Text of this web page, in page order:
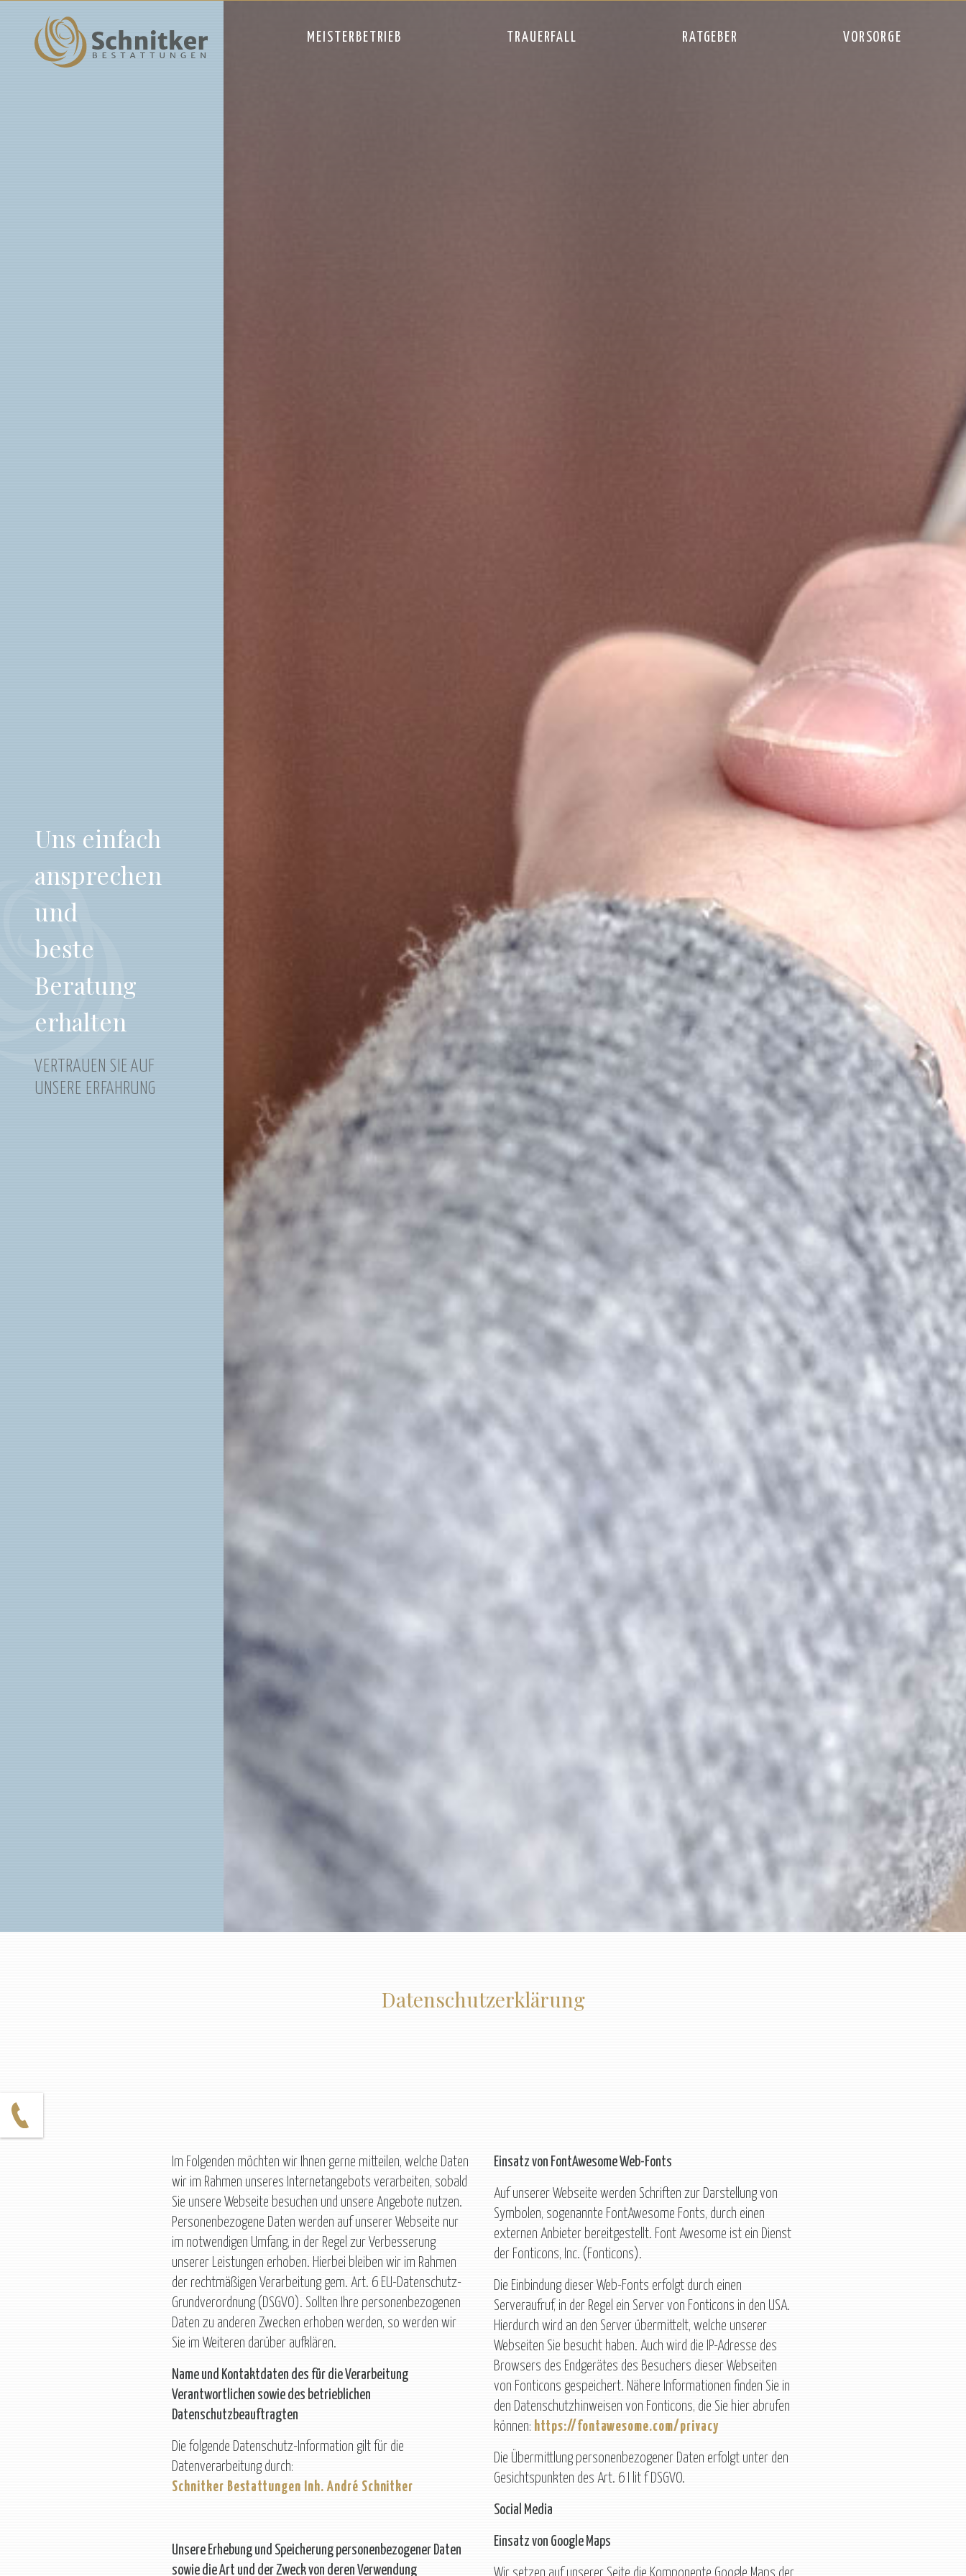
Navigation überspringen
MEISTERBETRIEB TRAUERFALL RATGEBER VORSORGE
Uns einfach
ansprechen
und
beste
Beratung
erhalten
VERTRAUEN SIE AUF
UNSERE ERFAHRUNG
Datenschutz­erklärung
Im Folgenden möchten wir Ihnen gerne mitteilen, welche Daten
wir im Rahmen unseres Internetangebots verarbeiten, sobald
Sie unsere Webseite besuchen und unsere Angebote nutzen.
Personenbezogene Daten werden auf unserer Webseite nur
im notwendigen Umfang, in der Regel zur Verbesserung
unserer Leistungen erhoben. Hierbei bleiben wir im Rahmen
der rechtmäßigen Verarbeitung gem. Art. 6 EU-Datenschutz-
Grundverordnung (DSGVO). Sollten Ihre personenbezogenen
Daten zu anderen Zwecken erhoben werden, so werden wir
Sie im Weiteren darüber aufklären.
Name und Kontaktdaten des für die Verarbeitung
Verantwortlichen sowie des betrieblichen
Datenschutzbeauftragten
Die folgende Datenschutz-Information gilt für die
Datenverarbeitung durch:
Schnitker Bestattungen Inh. André Schnitker
Unsere Erhebung und Speicherung personenbezogener Daten
sowie die Art und der Zweck von deren Verwendung
Einsatz von FontAwesome Web-Fonts
Auf unserer Webseite werden Schriften zur Darstellung von
Symbolen, sogenannte FontAwesome Fonts, durch einen
externen Anbieter bereitgestellt. Font Awesome ist ein Dienst
der Fonticons, Inc. (Fonticons).
Die Einbindung dieser Web-Fonts erfolgt durch einen
Serveraufruf, in der Regel ein Server von Fonticons in den USA.
Hierdurch wird an den Server übermittelt, welche unserer
Webseiten Sie besucht haben. Auch wird die IP-Adresse des
Browsers des Endgerätes des Besuchers dieser Webseiten
von Fonticons gespeichert. Nähere Informationen finden Sie in
den Datenschutzhinweisen von Fonticons, die Sie hier abrufen
können: https://fontawesome.com/privacy
Die Übermittlung personenbezogener Daten erfolgt unter den
Gesichtspunkten des Art. 6 I lit f DSGVO.
Social Media
Einsatz von Google Maps